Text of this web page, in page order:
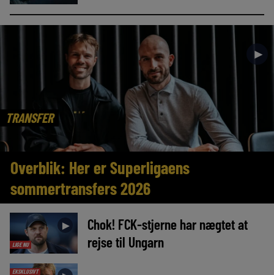
TRANSFER
►
Overblik: Her er Superligaens
sommertransfers 2026
LIGE NU
►
Chok! FCK-stjerne har nægtet at
rejse til Ungarn
EKSKLUSIVT